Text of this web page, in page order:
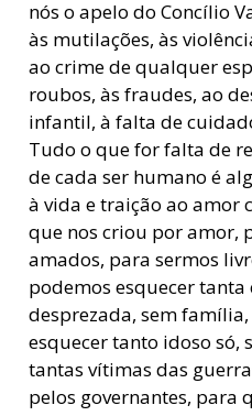
nós o apelo do Concílio
às mutilações, às
ao crime de qualquer
roubos, às fraudes, ao
infantil, à falta de
Tudo o que for falta de
de cada ser humano é
à vida e traição ao amor
que nos criou por amor,
amados, para sermos
podemos esquecer
desprezada, sem
esquecer tanto idoso só,
tantas vítimas das
pelos governantes, para